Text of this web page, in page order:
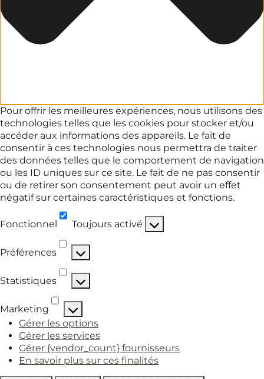
Pour offrir les meilleures expériences, nous utilisons des
technologies telles que les cookies pour stocker et/ou
accéder aux informations des appareils. Le fait de
consentir à ces technologies nous permettra de traiter
des données telles que le comportement de navigation
ou les ID uniques sur ce site. Le fait de ne pas consentir
ou de retirer son consentement peut avoir un effet
négatif sur certaines caractéristiques et fonctions.
Fonctionnel
Fonctionnel
Toujours activé
Préférences
Préférences
Statistiques
Statistiques
Marketing
Marketing
Gérer les options
Gérer les services
Gérer {vendor_count} fournisseurs
En savoir plus sur ces finalités